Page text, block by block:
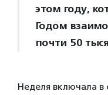
этом году,
Годом
почти 50
Неделя включала в